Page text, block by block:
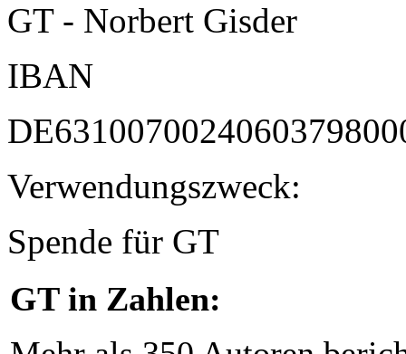
GT - Norbert Gisder
IBAN
Verwendungszweck:
Spende für GT
GT in Zahlen: